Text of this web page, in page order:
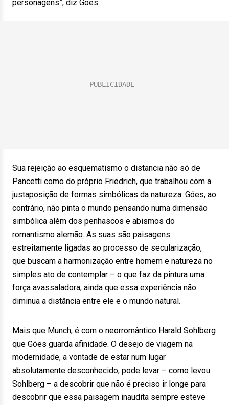
personagens”, diz Góes.
Sua rejeição ao esquematismo o distancia não só de
Pancetti como do próprio Friedrich, que trabalhou com a
justaposição de formas simbólicas da natureza. Góes, ao
contrário, não pinta o mundo pensando numa dimensão
simbólica além dos penhascos e abismos do
romantismo alemão. As suas são paisagens
estreitamente ligadas ao processo de secularização,
que buscam a harmonização entre homem e natureza no
simples ato de contemplar – o que faz da pintura uma
força avassaladora, ainda que essa experiência não
diminua a distância entre ele e o mundo natural.
Mais que Munch, é com o neorromântico Harald Sohlberg
que Góes guarda afinidade. O desejo de viagem na
modernidade, a vontade de estar num lugar
absolutamente desconhecido, pode levar – como levou
Sohlberg – a descobrir que não é preciso ir longe para
descobrir que essa paisagem inaudita sempre esteve